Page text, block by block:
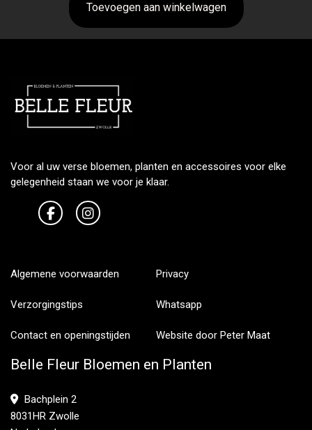
Toevoegen aan winkelwagen
Voor al uw verse bloemen, planten en accessoires voor elke
gelegenheid staan we voor je klaar.
Algemene voorwaarden Privacy
Verzorgingstips Whatsapp
Contact en openingstijden Website door Peter Maat
Belle Fleur Bloemen en Planten
Bachplein 2
8031HR Zwolle